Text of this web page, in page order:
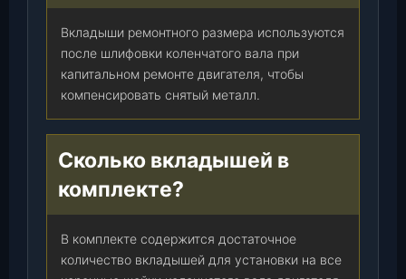
Вкладыши ремонтного размера используются
после шлифовки коленчатого вала при
капитальном ремонте двигателя, чтобы
компенсировать снятый металл.
Сколько вкладышей в
комплекте?
В комплекте содержится достаточное
количество вкладышей для установки на все